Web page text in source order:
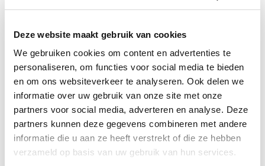
Deze website maakt gebruik van cookies
We gebruiken cookies om content en advertenties te
personaliseren, om functies voor social media te bieden
en om ons websiteverkeer te analyseren. Ook delen we
informatie over uw gebruik van onze site met onze
partners voor social media, adverteren en analyse. Deze
partners kunnen deze gegevens combineren met andere
informatie die u aan ze heeft verstrekt of die ze hebben
verzameld op basis van uw gebruik van hun services.